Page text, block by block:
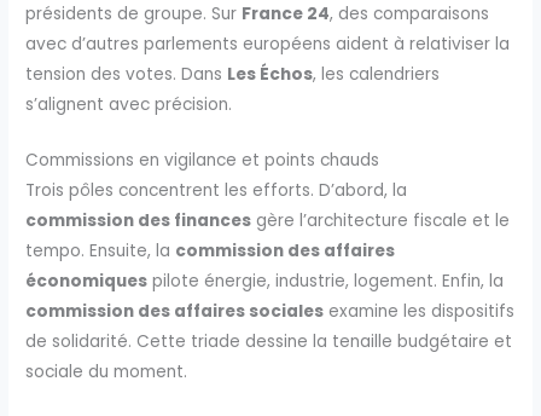
présidents de groupe. Sur France 24, des comparaisons
avec d’autres parlements européens aident à relativiser la
tension des votes. Dans Les Échos, les calendriers
s’alignent avec précision.
Commissions en vigilance et points chauds
Trois pôles concentrent les efforts. D’abord, la
commission des finances gère l’architecture fiscale et le
tempo. Ensuite, la commission des affaires
économiques pilote énergie, industrie, logement. Enfin, la
commission des affaires sociales examine les dispositifs
de solidarité. Cette triade dessine la tenaille budgétaire et
sociale du moment.